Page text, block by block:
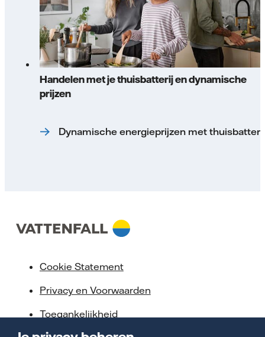
Handelen met je thuisbatterij en dynamische
prijzen
Dynamische energieprijzen met thuisbatterij
Cookie Statement
Privacy en Voorwaarden
Toegankelijkheid